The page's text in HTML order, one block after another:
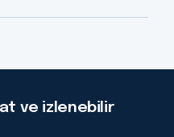
ve izlenebilir